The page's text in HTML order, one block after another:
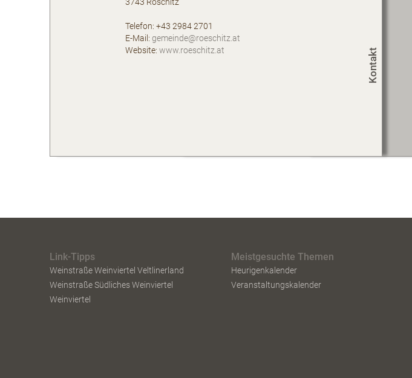
Kontakt
Telefon: +43 2984 2701
E-Mail: gemeinde@roeschitz.at
Website: www.roeschitz.at
Link-Tipps
Weinstraße Weinviertel Veltlinerland
Weinstraße Südliches Weinviertel
Weinviertel
Meistgesuchte Themen
Heurigenkalender
Veranstaltungskalender